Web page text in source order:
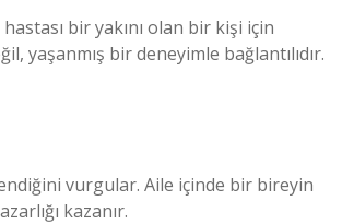
bir yakını olan bir kişi için
yaşanmış bir deneyimle bağlantılıdır.
vurgular. Aile içinde bir bireyin
kazanır.